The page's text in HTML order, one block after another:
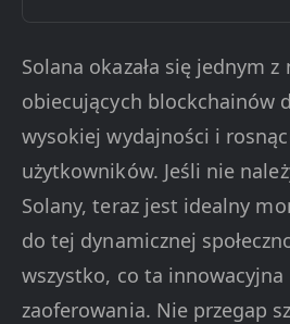
Solana okazała się jednym z
obiecujących blockchainów
wysokiej wydajności i
użytkowników. Jeśli nie
Solany, teraz jest idealny
do tej dynamicznej
wszystko, co ta
zaoferowania. Nie przegap